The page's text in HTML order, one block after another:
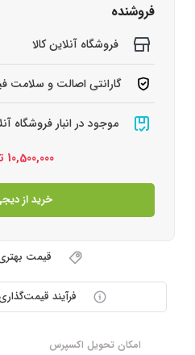
فروشنده
فروشگاه آنلاین کالا
گارانتی اصالت و سلامت
موجود در انبار فروشگاه
10,500,000
خرید از
قیمت
فرآیند
امکان تحویل اکسپرس